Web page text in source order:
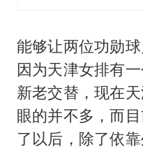
能够让两位功勋
因为天津女排有
新老交替，现在
眼的并不多，而
了以后，除了依